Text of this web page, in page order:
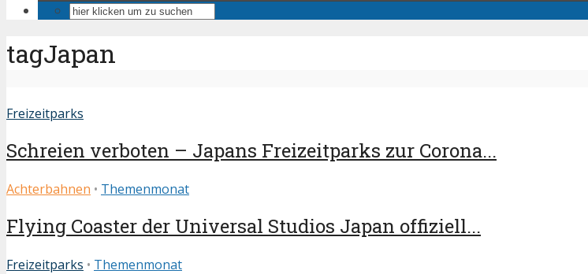
tagJapan
Freizeitparks
Schreien verboten – Japans Freizeitparks zur Corona...
Achterbahnen • Themenmonat
Flying Coaster der Universal Studios Japan offiziell...
Freizeitparks • Themenmonat